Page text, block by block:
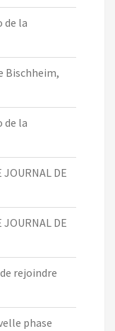
de la
Bischheim,
de la
JOURNAL DE
JOURNAL DE
rejoindre
phase